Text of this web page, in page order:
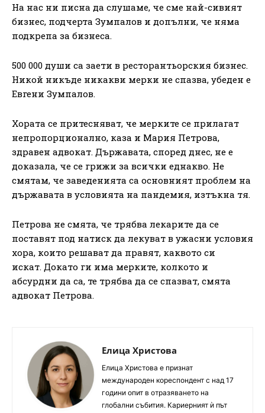
На нас ни писна да слушаме, че сме най-сивият
бизнес, подчерта Зумпалов и допълни, че няма
подкрепа за бизнеса.
500 000 души са заети в ресторантьорския бизнес.
Никой никъде никакви мерки не спазва, убеден е
Евгени Зумпалов.
Хората се притесняват, че мерките се прилагат
непропорционално, каза и Мария Петрова,
здравен адвокат. Държавата, според днес, не е
доказала, че се грижи за всички еднакво. Не
смятам, че заведенията са основният проблем на
държавата в условията на пандемия, изтъкна тя.
Петрова не смята, че трябва лекарите да се
поставят под натиск да лекуват в ужасни условия
хора, които решават да правят, каквото си
искат. Докато ги има мерките, колкото и
абсурдни да са, те трябва да се спазват, смята
адвокат Петрова.
Елица Христова
Елица Христова е признат
международен кореспондент с над 17
години опит в отразяването на
глобални събития. Кариерният ѝ път